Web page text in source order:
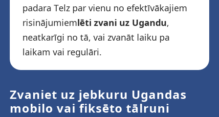
padara Telz par vienu no efektīvākajiem
risinājumiemlēti zvani uz Ugandu,
neatkarīgi no tā, vai zvanāt laiku pa
laikam vai regulāri.
Zvaniet uz jebkuru Ugandas
mobilo vai fiksēto tālruni